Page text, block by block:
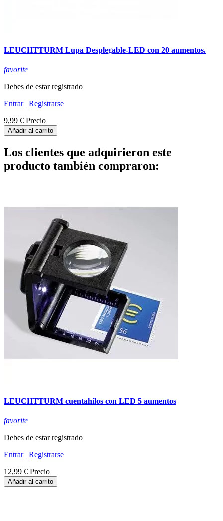
LEUCHTTURM Lupa Desplegable-LED con 20 aumentos.
favorite
Debes de estar registrado
Entrar| Registrarse
9,99 € Precio
Añadir al carrito
Los clientes que adquirieron este
producto también compraron:
LEUCHTTURM cuentahilos con LED 5 aumentos
favorite
Debes de estar registrado
Entrar| Registrarse
12,99 € Precio
Añadir al carrito